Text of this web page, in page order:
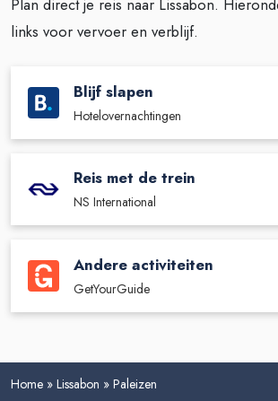
Plan direct je reis naar Lissabon.
links voor vervoer en verblijf.
Blijf slapen
Hotelovernachtingen
Reis met de trein
NS International
Andere activiteiten
GetYourGuide
Home » Lissabon » Paleizen